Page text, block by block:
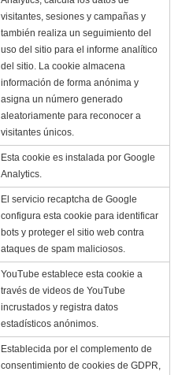
visitantes, sesiones y campañas y
también realiza un seguimiento del
uso del sitio para el informe analítico
del sitio. La cookie almacena
información de forma anónima y
asigna un número generado
aleatoriamente para reconocer a
visitantes únicos.
Esta cookie es instalada por Google
Analytics.
El servicio recaptcha de Google
configura esta cookie para identificar
bots y proteger el sitio web contra
ataques de spam maliciosos.
YouTube establece esta cookie a
través de videos de YouTube
incrustados y registra datos
estadísticos anónimos.
Establecida por el complemento de
consentimiento de cookies de GDPR,